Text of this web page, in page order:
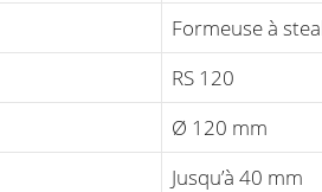
Formeuse à
RS 120
Ø 120 mm
Jusqu’à 40 mm